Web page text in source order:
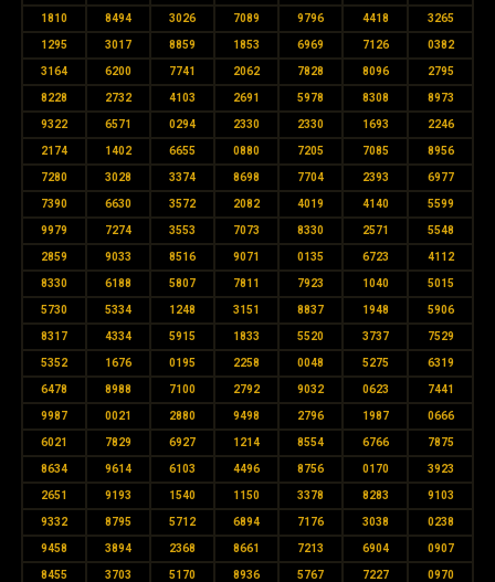
1810 8494 3026 7089 9796 4418 3265
1295 3017 8859 1853 6969 7126 0382
3164 6200 7741 2062 7828 8096 2795
8228 2732 4103 2691 5978 8308 8973
9322 6571 0294 2330 2330 1693 2246
2174 1402 6655 0880 7205 7085 8956
7280 3028 3374 8698 7704 2393 6977
7390 6630 3572 2082 4019 4140 5599
9979 7274 3553 7073 8330 2571 5548
2859 9033 8516 9071 0135 6723 4112
8330 6188 5807 7811 7923 1040 5015
5730 5334 1248 3151 8837 1948 5906
8317 4334 5915 1833 5520 3737 7529
5352 1676 0195 2258 0048 5275 6319
6478 8988 7100 2792 9032 0623 7441
9987 0021 2880 9498 2796 1987 0666
6021 7829 6927 1214 8554 6766 7875
8634 9614 6103 4496 8756 0170 3923
2651 9193 1540 1150 3378 8283 9103
9332 8795 5712 6894 7176 3038 0238
9458 3894 2368 8661 7213 6904 0907
8455 3703 5170 8936 5767 7227 0970